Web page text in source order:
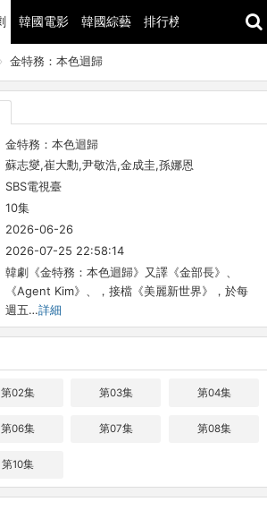
韓國電影 韓國綜藝 排行榜
金特務：本色迴歸
金特務：本色迴歸
蘇志燮,崔大勳,尹敬浩,金成圭,孫娜恩
SBS電視臺
10集
2026-06-26
2026-07-25 22:58:14
韓劇《金特務：本色迴歸》又譯《金部長》、
《Agent Kim》、，接檔《美麗新世界》，於每
週五…詳細
第02集 第03集 第04集
第06集 第07集 第08集
第10集